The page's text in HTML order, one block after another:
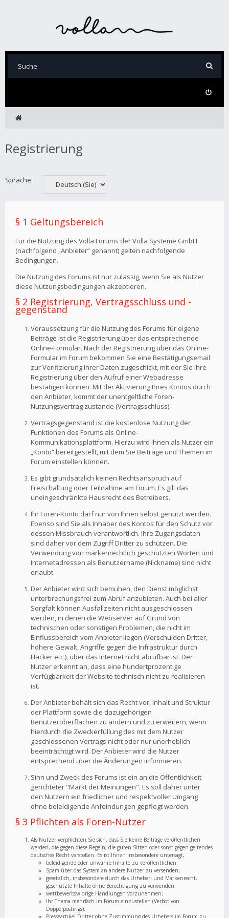
Registrierung
Sprache:
§ 1 Geltungsbereich
Für die Nutzung des Volla Forums der Volla Systeme GmbH
(nachfolgend „Anbieter“ genannt) gelten nachfolgende
Bedingungen.
Die Nutzung des Forums ist nur zulässig, wenn Sie als Nutzer
diese Nutzungsbedingungen akzeptieren.
§ 2 Registrierung, Vertragsschluss und -
gegenstand
Voraussetzung für die Nutzung des Forums für eigene
Beiträge ist die Registrierung über das entsprechende
Online-Formular. Nach der Registrierung über das Online-
Formular im Forum bekommen Sie eine Bestätigungsemail
zur Verifizierung Ihrer Daten zugeschickt, mit der Sie Ihre
Registrierung über den Aufruf einer Webadresse
bestätigen können. Mit der Aktivierung Ihres Kontos durch
den Anbieter, kommt der unentgeltliche Foren-
Nutzungsvertrag zustande (Vertragsschluss).
Vertragsgegenstand ist die kostenlose Nutzung der
Funktionen des Forums als Online-
Kommunikationsplattform. Hierzu wird Ihnen als Nutzer ein
„Konto“ bereitgestellt, mit dem Sie Beiträge und Themen im
Forum einstellen können.
Es gibt grundsätzlich keinen Rechtsanspruch auf
Freischaltung oder Teilnahme am Forum. Es gilt das
uneingeschränkte Hausrecht des Betreibers.
Ihr Foren-Konto darf nur von Ihnen selbst genutzt werden.
Ebenso sind Sie als Inhaber des Kontos für den Schutz vor
dessen Missbrauch verantwortlich. Ihre Zugangsdaten
sind daher vor dem Zugriff Dritter zu schützen. Die
Verwendung von markenrechtlich geschützten Worten und
Internetadressen als Benutzername (Nickname) sind nicht
erlaubt.
Der Anbieter wird sich bemühen, den Dienst möglichst
unterbrechungsfrei zum Abruf anzubieten. Auch bei aller
Sorgfalt können Ausfallzeiten nicht ausgeschlossen
werden, in denen die Webserver auf Grund von
technischen oder sonstigen Problemen, die nicht im
Einflussbereich vom Anbieter liegen (Verschulden Dritter,
höhere Gewalt, Angriffe gegen die Infrastruktur durch
Hacker etc.), über das Internet nicht abrufbar ist. Der
Nutzer erkennt an, dass eine hundertprozentige
Verfügbarkeit der Website technisch nicht zu realisieren
ist.
Der Anbieter behält sich das Recht vor, Inhalt und Struktur
der Plattform sowie die dazugehörigen
Benutzeroberflächen zu ändern und zu erweitern, wenn
hierdurch die Zweckerfüllung des mit dem Nutzer
geschlossenen Vertrags nicht oder nur unerheblich
beeinträchtigt wird. Der Anbieter wird die Nutzer
entsprechend über die Änderungen informieren.
Sinn und Zweck des Forums ist ein an die Öffentlichkeit
gerichteter "Markt der Meinungen". Es soll daher unter
den Nutzern ein friedlicher und respektvoller Umgang
ohne beleidigende Anfeindungen gepflegt werden.
§ 3 Pflichten als Foren-Nutzer
Als Nutzer verpflichten Sie sich, dass Sie keine Beiträge veröffentlichen
werden, die gegen diese Regeln, die guten Sitten oder sonst gegen geltendes
deutsches Recht verstoßen. Es ist Ihnen insbesondere untersagt,
beleidigende oder unwahre Inhalte zu veröffentlichen;
Spam über das System an andere Nutzer zu versenden;
gesetzlich, insbesondere durch das Urheber- und Markenrecht,
geschützte Inhalte ohne Berechtigung zu verwenden;
wettbewerbswidrige Handlungen vorzunehmen;
Ihr Thema mehrfach im Forum einzustellen (Verbot von
Doppelpostings);
Presseartikel Dritter ohne Zustimmung des Urhebers im Forum zu